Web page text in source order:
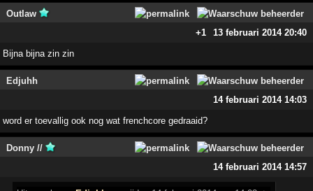
Outlaw
+1
13 februari 2014 20:40
Bijna bijna zin zin
Edjuhh
14 februari 2014 14:03
word er toevallig ook nog wat frenchcore gedraaid?
Donny //
14 februari 2014 14:57